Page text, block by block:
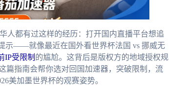
人都有过这样的经历：打开国内直播平台想追
示——就像最近在国外看世界杯法国 vs 挪威无
IP受限制 的尴尬。这背后是版权方的地域授权规
篇指南会帮你选对回国加速器，突破限制，流
美加墨世界杯的观赛姿势。